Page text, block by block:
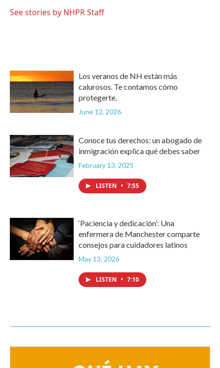
o
r
I
See stories by NHPR Staff
Los veranos de NH están más
calurosos. Te contamos cómo
protegerte.
June 12, 2026
Conoce tus derechos: un abogado de
inmigración explica qué debes saber
February 13, 2025
LISTEN • 7:55
‘Paciencia y dedicación’: Una
enfermera de Manchester comparte
consejos para cuidadores latinos
May 13, 2026
LISTEN • 7:10